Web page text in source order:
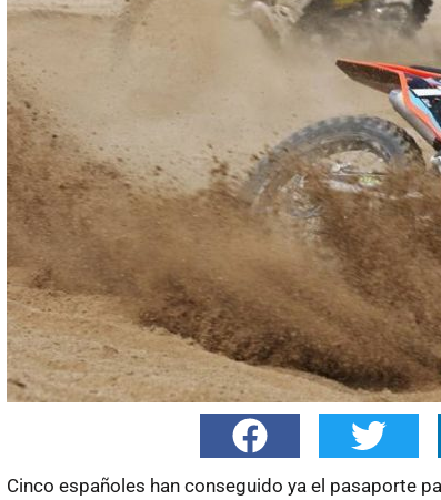
Cinco españoles han conseguido ya el pasaporte